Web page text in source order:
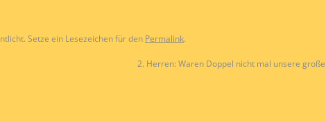
Setze ein Lesezeichen für den Permalink.
2. Herren: Waren Doppel nicht mal unsere